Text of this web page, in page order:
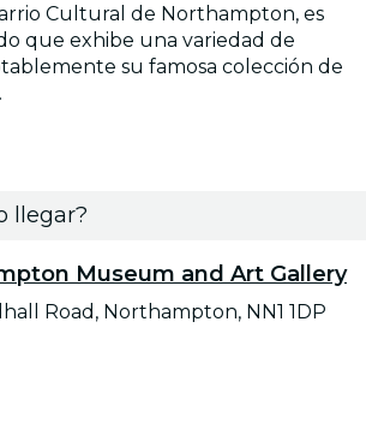
Cultural de Northampton, es
que exhibe una variedad de
su famosa colección de
llegar?
Museum and Art Gallery
Road, Northampton, NN1 1DP